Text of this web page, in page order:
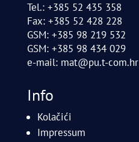
Tel.: +385 52 435 358
Fax: +385 52 428 228
GSM: +385 98 219 532
GSM: +385 98 434 029
e-mail: mat@pu.t-com.hr
Info
Kolačići
Impressum